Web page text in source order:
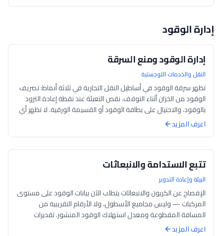
إدارة الوقود
إدارة الوقود ومنع السرقة
النقل والخدمات اللوجستية
تظهر سرقة الوقود في أساطيل النقل التجارية في ثلاثة أنماط: تصريف
الوقود من الخزان أثناء التوقف، نقص التعبئة عند نقطة إعادة التزود
بالوقود، والاحتيال على بطاقة الوقود أو القسيمة الورقية. لا تظهر أي
من ه...
اعرف المزيد
تتبع الاستدامة والانبعاثات
البيئة وإعادة التدوير
الإفصاح عن الكربون والانبعاثات يتطلب الآن بيانات الوقود على مستوى
المركبات — وليس مجاميع الأسطول، ولا الأرقام التقريبية من
المسافة المقطوعة ومعدل استهلاك الوقود المنشور. تقديرات
الانبعاثات المعتمدة عل...
اعرف المزيد